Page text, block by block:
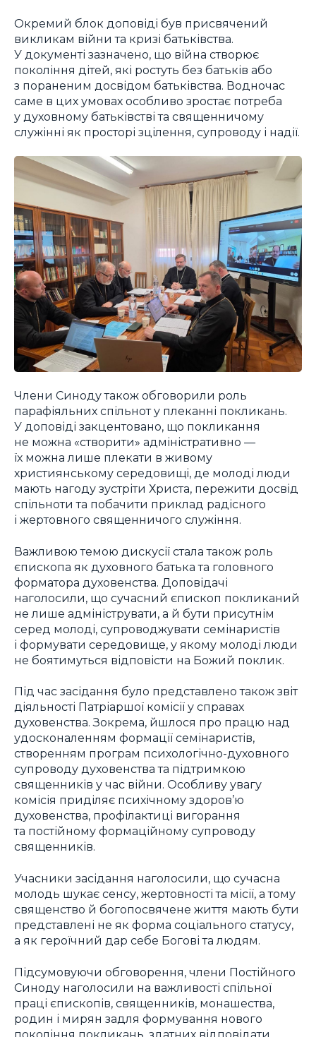
Окремий блок доповіді був присвячений
викликам війни та кризі батьківства.
У документі зазначено, що війна створює
покоління дітей, які ростуть без батьків або
з пораненим досвідом батьківства. Водночас
саме в цих умовах особливо зростає потреба
у духовному батьківстві та священничому
служінні як просторі зцілення, супроводу і надії.
Члени Синоду також обговорили роль
парафіяльних спільнот у плеканні покликань.
У доповіді закцентовано, що покликання
не можна «створити» адміністративно —
їх можна лише плекати в живому
християнському середовищі, де молоді люди
мають нагоду зустріти Христа, пережити досвід
спільноти та побачити приклад радісного
і жертовного священничого служіння.
Важливою темою дискусії стала також роль
єпископа як духовного батька та головного
форматора духовенства. Доповідачі
наголосили, що сучасний єпископ покликаний
не лише адмініструвати, а й бути присутнім
серед молоді, супроводжувати семінаристів
і формувати середовище, у якому молоді люди
не боятимуться відповісти на Божий поклик.
Під час засідання було представлено також звіт
діяльності Патріаршої комісії у справах
духовенства. Зокрема, йшлося про працю над
удосконаленням формації семінаристів,
створенням програм психологічно-духовного
супроводу духовенства та підтримкою
священників у час війни. Особливу увагу
комісія приділяє психічному здоров’ю
духовенства, профілактиці вигорання
та постійному формаційному супроводу
священників.
Учасники засідання наголосили, що сучасна
молодь шукає сенсу, жертовності та місії, а тому
священство й богопосвячене життя мають бути
представлені не як форма соціального статусу,
а як героїчний дар себе Богові та людям.
Підсумовуючи обговорення, члени Постійного
Синоду наголосили на важливості спільної
праці єпископів, священників, монашества,
родин і мирян задля формування нового
покоління покликань, здатних відповідати